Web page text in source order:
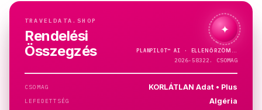
TRAVELDATA.SHOP
Rendelési
Összegzés
✦
PLANPILOT™AI ·
2026-58322. CSOMAG
CSOMAG KORLÁTLAN Adat • Plus
LEFEDETTSÉG Algéria